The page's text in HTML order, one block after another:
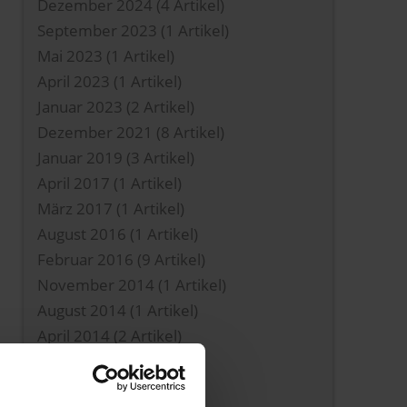
Dezember 2024 (4 Artikel)
September 2023 (1 Artikel)
Mai 2023 (1 Artikel)
April 2023 (1 Artikel)
Januar 2023 (2 Artikel)
Dezember 2021 (8 Artikel)
Januar 2019 (3 Artikel)
April 2017 (1 Artikel)
März 2017 (1 Artikel)
August 2016 (1 Artikel)
Februar 2016 (9 Artikel)
November 2014 (1 Artikel)
August 2014 (1 Artikel)
April 2014 (2 Artikel)
Januar 2014
(1 Artikel)
August 2013(4 Artikel)